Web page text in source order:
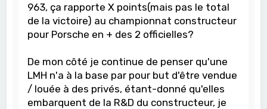
963, ça rapporte X points(mais pas le total
de la victoire) au championnat constructeur
pour Porsche en + des 2 officielles?
De mon côté je continue de penser qu'une
LMH n'a à la base par pour but d'être vendue
/ louée à des privés, étant-donné qu'elles
embarquent de la R&D du constructeur, je